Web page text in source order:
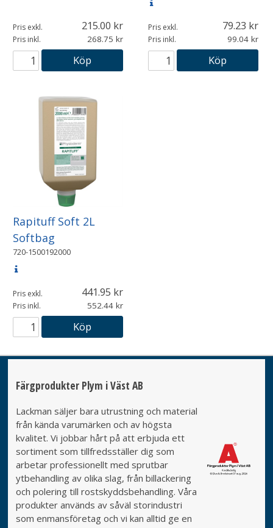
Pris exkl. 215.00
Pris inkl. 268.75
Köp
Pris exkl. 79.23
Pris inkl. 99.04
Köp
Rapituff Soft 2L
Softbag
720-1500192000
Pris exkl. 441.95
Pris inkl. 552.44
Köp
Färgprodukter Plym i Väst AB
Lackman säljer bara utrustning och material
från kända varumärken och av högsta
kvalitet. Vi jobbar hårt på att erbjuda ett
sortiment som tillfredsställer dig som
arbetar professionellt med sprutbar
ytbehandling av olika slag, från billackering
och polering till rostskyddsbehandling. Våra
produkter används av såväl storindustri
som enmansföretag och vi kan alltid ge en